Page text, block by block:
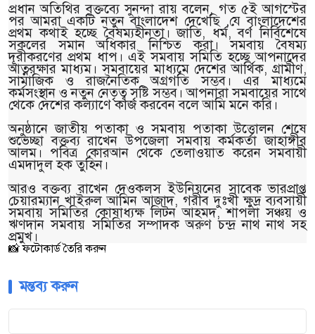
প্রধান অতিথির বক্তব্যে সুনন্দা রায় বলেন, গত ৫ই আগস্টের
পর আমরা একটি নতুন বাংলাদেশ দেখেছি ,যে বাংলাদেশের
প্রথম কথাই হচ্ছে বৈষম্যহীনতা। জাতি, ধর্ম, বর্ণ নির্বিশেষে
সকলের সমান অধিকার নিশ্চিত করা। সমবায় বৈষম্য
দূরীকরণের প্রথম ধাপ। এই সমবায় সমিতি হচ্ছে আপনাদের
আত্নরক্ষার মাধ্যম। সমবায়ের মাধ্যমে দেশের আর্থিক, গ্রামীণ,
সামাজিক ও রাজনৈতিক অগ্রগতি সম্ভব। এর মাধ্যমে
কর্মসংস্থান ও নতুন নেতৃত্ব সৃষ্টি সম্ভব। আপনারা সমবায়ের সাথে
থেকে দেশের কল্যাণে কাজ করবেন বলে আমি মনে করি।
অনুষ্ঠানে জাতীয় পতাকা ও সমবায় পতাকা উত্তোলন শেষে
শুভেচ্ছা বক্তব্য রাখেন উপজেলা সমবায় কর্মকর্তা জাহাঙ্গীর
আলম। পবিত্র কোরআন থেকে তেলাওয়াত করেন সমবায়ী
এমদাদুল হক তুহিন।
আরও বক্তব্য রাখেন দেওকলস ইউনিয়নের সাবেক ভারপ্রাপ্ত
চেয়ারম্যান খাইরুল আমিন আজাদ, গরীব দুঃখী ক্ষুদ্র ব্যবসায়ী
সমবায় সমিতির কোষাধ্যক্ষ লিটন আহমদ, শাপলা সঞ্চয় ও
ঋণদান সমবায় সমিতির সম্পাদক অরুণ চন্দ্র নাথ নাথ সহ
প্রমুখ।
📸 ফটোকার্ড তৈরি করুন
মন্তব্য করুন